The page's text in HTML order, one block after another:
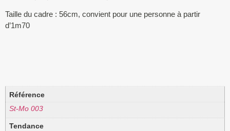
Taille du cadre : 56cm, convient pour une personne à partir
d’1m70
Référence
St-Mo 003
Tendance